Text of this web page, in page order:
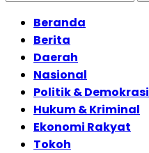
Beranda
Berita
Daerah
Nasional
Politik & Demokrasi
Hukum & Kriminal
Ekonomi Rakyat
Tokoh